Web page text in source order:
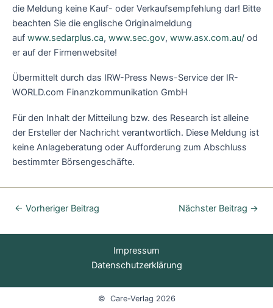
die Meldung keine Kauf- oder Verkaufsempfehlung dar! Bitte
beachten Sie die englische Originalmeldung
auf www.sedarplus.ca, www.sec.gov, www.asx.com.au/ od
er auf der Firmenwebsite!
Übermittelt durch das IRW-Press News-Service der IR-
WORLD.com Finanzkommunikation GmbH
Für den Inhalt der Mitteilung bzw. des Research ist alleine
der Ersteller der Nachricht verantwortlich. Diese Meldung ist
keine Anlageberatung oder Aufforderung zum Abschluss
bestimmter Börsengeschäfte.
← Vorheriger Beitrag Nächster Beitrag →
Impressum
Datenschutzerklärung
© Care-Verlag 2026